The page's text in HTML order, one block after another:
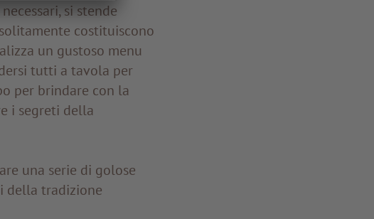
si stende
costituiscono
un gustoso menu
tutti a tavola per
per brindare con la
i segreti della
una serie di golose
della tradizione